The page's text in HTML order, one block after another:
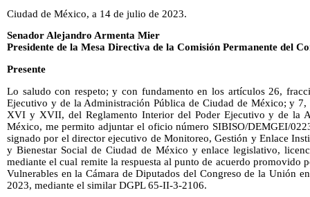
Ciudad de México, a 14 de julio de 2023.
Senador Alejandro Armenta Mier
Presidente de la Mesa Directiva de la Comisión Permanente del
Presente
Lo saludo con respeto; y con fundamento en los artículos 26,
Ejecutivo y de la Administración Pública de Ciudad de México; y
XVI y XVII, del Reglamento Interior del Poder Ejecutivo y de la
México, me permito adjuntar el oficio número SIBISO/DEMGEI/
signado por el director ejecutivo de Monitoreo, Gestión y Enlace
y Bienestar Social de Ciudad de México y enlace legislativo,
mediante el cual remite la respuesta al punto de acuerdo promovido
Vulnerables en la Cámara de Diputados del Congreso de la Unión
2023, mediante el similar DGPL 65-II-3-2106.